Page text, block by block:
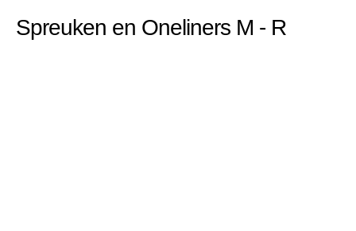
Spreuken en Oneliners M - R